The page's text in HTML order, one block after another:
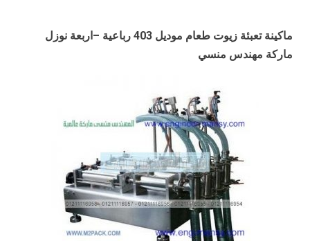
ماكينة تعبئة زيوت طعام موديل 403 رباعية –اربعة نوزل
ماركة مهندس منسي